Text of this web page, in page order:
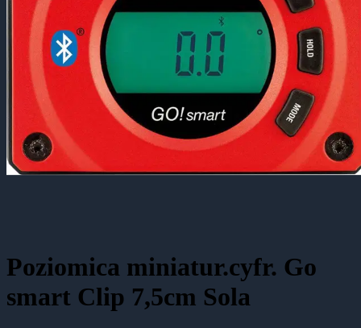
Poziomica miniatur.cyfr. Go
smart Clip 7,5cm Sola